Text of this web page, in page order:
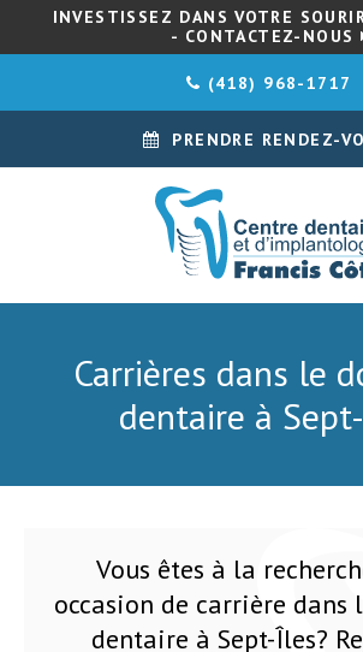
INVESTISSEZ DANS VOTRE
- CONTACTEZ-NOUS
(418) 968-1717
PRENDRE RENDEZ-
Carrières dans le
dentaire à
Vous êtes à la
occasion de carrière dans
dentaire à Sept-Îles?